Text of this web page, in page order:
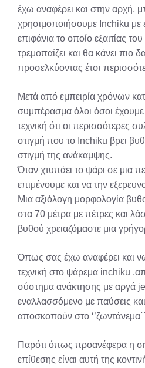
έχω αναφέρει και στην αρχή,
χρησιμοποιήσουμε Inchiku με
επιφάνια το οποίο εξαιτίας
τρεμοπαίζει και θα κάνει πιο
προσελκύοντας έτσι
Μετά από εμπειρία χρόνων
συμπέρασμα όλοι όσοι
τεχνική ότι οι περισσότερες
στιγμή που το Inchiku βρει
στιγμή της ανάκαμψης.
Όταν χτυπάει το ψάρι σε μια
επιμένουμε και να την
Μια αξιόλογη μορφολογία
στα 70 μέτρα με πέτρες και
βυθού χρειαζόμαστε μια
Όπως σας έχω αναφέρει και
τεχνική στο ψάρεμα inchiku
σύστημα ανάκτησης με αργά
εναλλασσόμενο με παύσεις
αποσκοπούν στo
Παρότι όπως προανέφερα η
επίθεσης είναι αυτή της